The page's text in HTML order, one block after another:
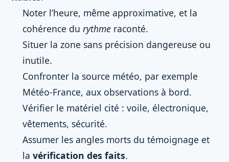
Noter l’heure, même approximative, et la
cohérence du rythme raconté.
Situer la zone sans précision dangereuse ou
inutile.
Confronter la source météo, par exemple
Météo-France, aux observations à bord.
Vérifier le matériel cité : voile, électronique,
vêtements, sécurité.
Assumer les angles morts du témoignage et
la vérification des faits.